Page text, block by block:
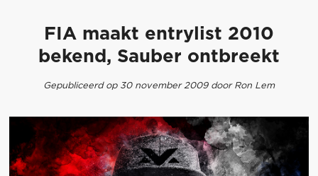
FIA maakt entrylist 2010
bekend, Sauber ontbreekt
Gepubliceerd op 30 november 2009 door Ron Lem